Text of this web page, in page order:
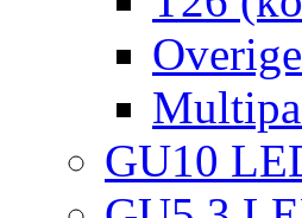
GU10